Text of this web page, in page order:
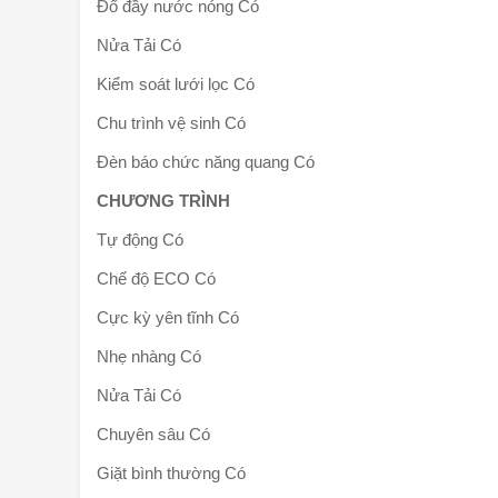
Đổ đầy nước nóng Có
Nửa Tải Có
Kiểm soát lưới lọc Có
Chu trình vệ sinh Có
Đèn báo chức năng quang Có
CHƯƠNG TRÌNH
Tự động Có
Chế độ ECO Có
Cực kỳ yên tĩnh Có
Nhẹ nhàng Có
Nửa Tải Có
Chuyên sâu Có
Giặt bình thường Có